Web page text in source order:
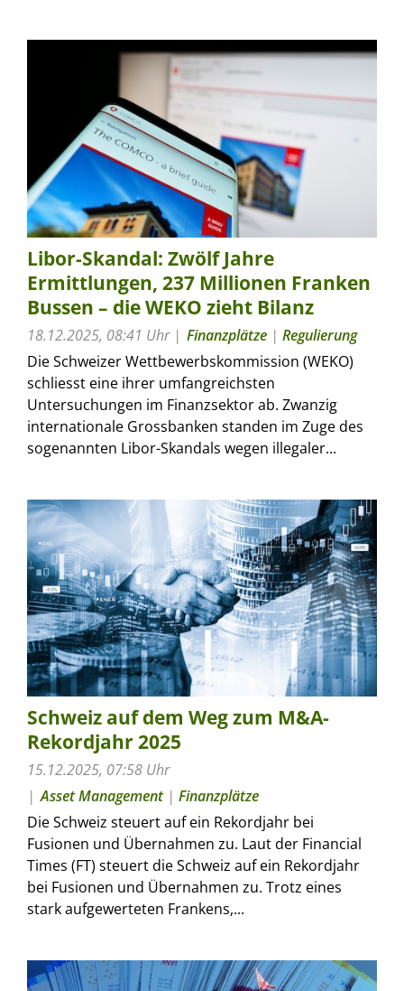
Libor-Skandal: Zwölf Jahre
Ermittlungen, 237 Millionen Franken
Bussen – die WEKO zieht Bilanz
18.12.2025, 08:41 Uhr Finanzplätze | Regulierung
Die Schweizer Wettbewerbskommission (WEKO)
schliesst eine ihrer umfangreichsten
Untersuchungen im Finanzsektor ab. Zwanzig
internationale Grossbanken standen im Zuge des
sogenannten Libor-Skandals wegen illegaler...
Schweiz auf dem Weg zum M&A-
Rekordjahr 2025
15.12.2025, 07:58 Uhr
Asset Management| Finanzplätze
Die Schweiz steuert auf ein Rekordjahr bei
Fusionen und Übernahmen zu. Laut der Financial
Times (FT) steuert die Schweiz auf ein Rekordjahr
bei Fusionen und Übernahmen zu. Trotz eines
stark aufgewerteten Frankens,...